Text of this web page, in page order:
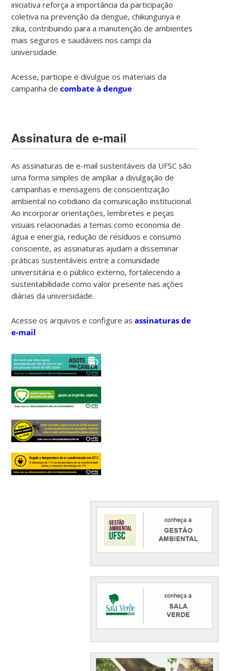
iniciativa reforça a importância da participação
coletiva na prevenção da dengue, chikungunya e
zika, contribuindo para a manutenção de ambientes
mais seguros e saudáveis nos campi da
universidade.
Acesse, participe e divulgue os materiais da
campanha decombate à dengue
Assinatura de e-mail
As assinaturas de e-mail sustentáveis da UFSC são
uma forma simples de ampliar a divulgação de
campanhas e mensagens de conscientização
ambiental no cotidiano da comunicação institucional.
Ao incorporar orientações, lembretes e peças
visuais relacionadas a temas como economia de
água e energia, redução de resíduos e consumo
consciente, as assinaturas ajudam a disseminar
práticas sustentáveis entre a comunidade
universitária e o público externo, fortalecendo a
sustentabilidade como valor presente nas ações
diárias da universidade.
Acesse os arquivos e configure asassinaturas de
e-mail